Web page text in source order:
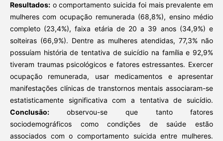
Resultados:o comportamento suicida foi mais prevalente em
mulheres com ocupação remunerada (68,8%), ensino médio
completo (23,4%), faixa etária de 20 a 39 anos (34,9%) e
solteiras (66,9%). Dentre as mulheres atendidas, 77,3% não
possuíam história de tentativa de suicídio na família e 92,9%
tiveram traumas psicológicos e fatores estressantes. Exercer
ocupação remunerada, usar medicamentos e apresentar
manifestações clínicas de transtornos mentais associaram-se
estatisticamente significativa com a tentativa de suicídio.
Conclusão:observou-se que tanto fatores
sociodemográficos como condições de saúde estão
associados com o comportamento suicida entre mulheres.